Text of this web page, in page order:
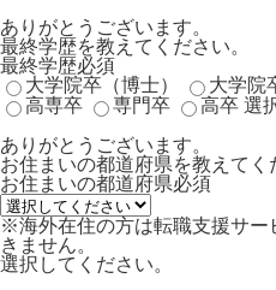
ありがとうございます。
最終学歴を教えてください。
最終学歴必須
大学院卒（博士）
大学院
高専卒
専門卒 高卒 選
ありがとうございます。
お住まいの都道府県を教えてく
お住まいの都道府県必須
※海外在住の方は転職支援サー
きません。
選択してください。